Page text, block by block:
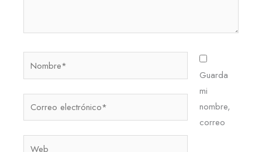
Nombre*
Guarda
mi
nombre,
correo